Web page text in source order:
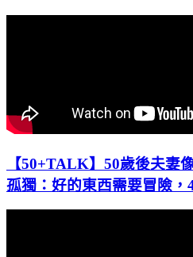
【50+TALK】50歲後夫妻
孤獨：好的東西需要冒險，